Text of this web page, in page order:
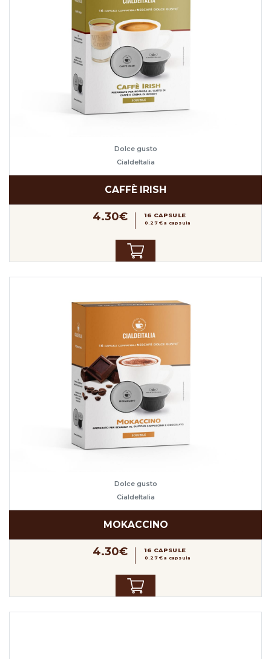
Dolce gusto
CialdeItalia
CAFFÈ IRISH
4.30€ 16 CAPSULE
0.27 € a capsula
Dolce gusto
CialdeItalia
MOKACCINO
4.30€ 16 CAPSULE
0.27 € a capsula